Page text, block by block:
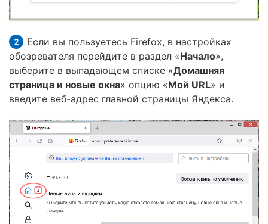
Если вы пользуетесь Firefox, в настройках
обозревателя перейдите в раздел «Начало»,
выберите в выпадающем списке «Домашняя
страница и новые окна» опцию «Мой URL» и
введите веб-адрес главной страницы Яндекса.